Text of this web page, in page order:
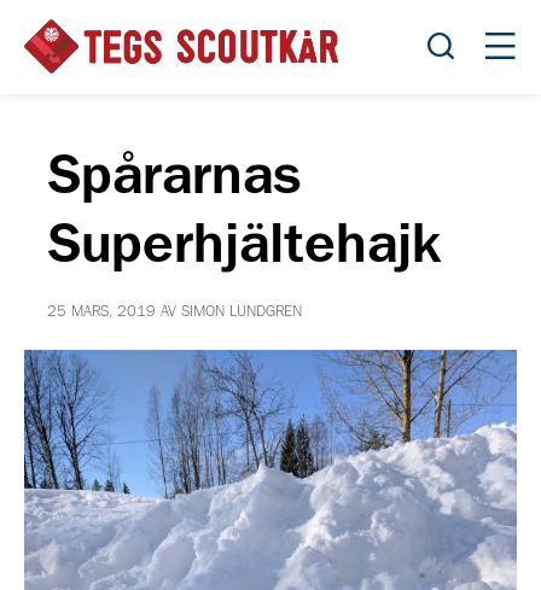
Öppna
Spårarnas
Superhjältehajk
25 MARS, 2019 AV SIMON LUNDGREN